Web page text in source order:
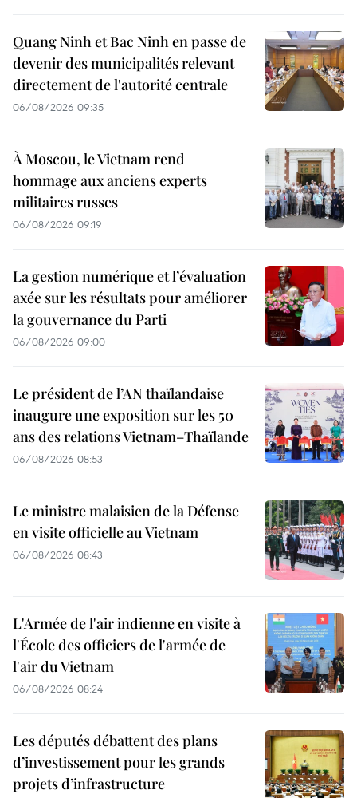
Quang Ninh et Bac Ninh en passe de
devenir des municipalités relevant
directement de l'autorité centrale
06/08/2026 09:35
À Moscou, le Vietnam rend
hommage aux anciens experts
militaires russes
06/08/2026 09:19
La gestion numérique et l’évaluation
axée sur les résultats pour améliorer
la gouvernance du Parti
06/08/2026 09:00
Le président de l’AN thaïlandaise
inaugure une exposition sur les 50
ans des relations Vietnam–Thaïlande
06/08/2026 08:53
Le ministre malaisien de la Défense
en visite officielle au Vietnam
06/08/2026 08:43
L'Armée de l'air indienne en visite à
l'École des officiers de l'armée de
l'air du Vietnam
06/08/2026 08:24
Les députés débattent des plans
d’investissement pour les grands
projets d’infrastructure